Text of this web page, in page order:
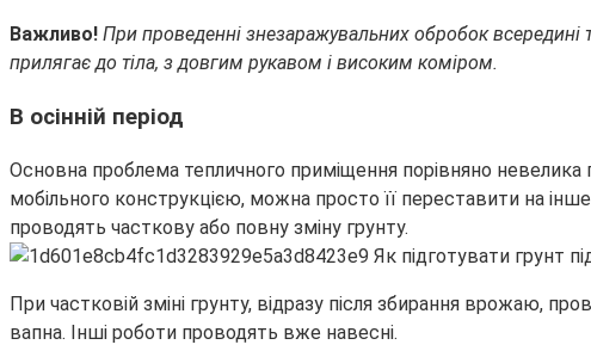
Важливо! При проведенні знезаражувальних обробок всередині
прилягає до тіла, з довгим рукавом і високим коміром.
В осінній період
Основна проблема тепличного приміщення порівняно
мобільного конструкцією, можна просто її переставити на
проводять часткову або повну зміну грунту.
При частковій зміні грунту, відразу після збирання врожаю,
вапна. Інші роботи проводять вже навесні.